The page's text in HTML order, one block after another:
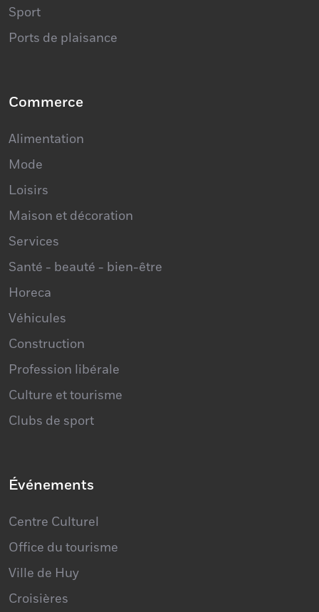
Sport
Ports de plaisance
Commerce
Alimentation
Mode
Loisirs
Maison et décoration
Services
Santé - beauté - bien-être
Horeca
Véhicules
Construction
Profession libérale
Culture et tourisme
Clubs de sport
Événements
Centre Culturel
Office du tourisme
Ville de Huy
Croisières